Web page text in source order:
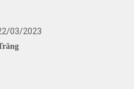
03/2023